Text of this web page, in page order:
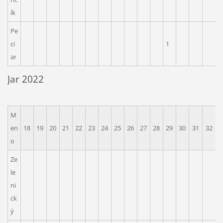
ík
Pe
ci
ar
1
Jar 2022
M
en
o
18 19 20 21 22 23 24 25 26 27 28 29 30 31 32
Ze
le
ni
ck
ý